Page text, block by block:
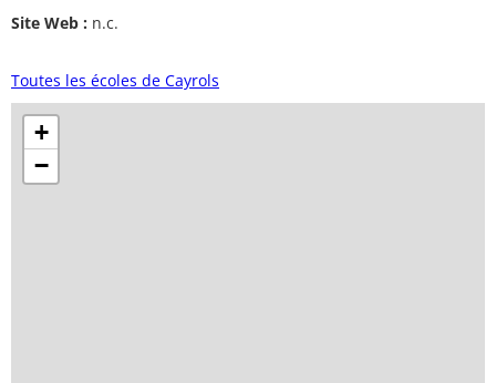
Site Web : n.c.
Toutes les écoles de Cayrols
+
−